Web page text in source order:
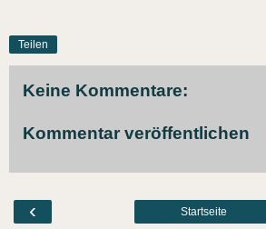
Teilen
Keine Kommentare:
Kommentar veröffentlichen
‹ Startseite